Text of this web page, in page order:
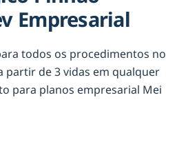
Empresarial
todos os procedimentos no
partir de 3 vidas em qualquer
para planos empresarial Mei